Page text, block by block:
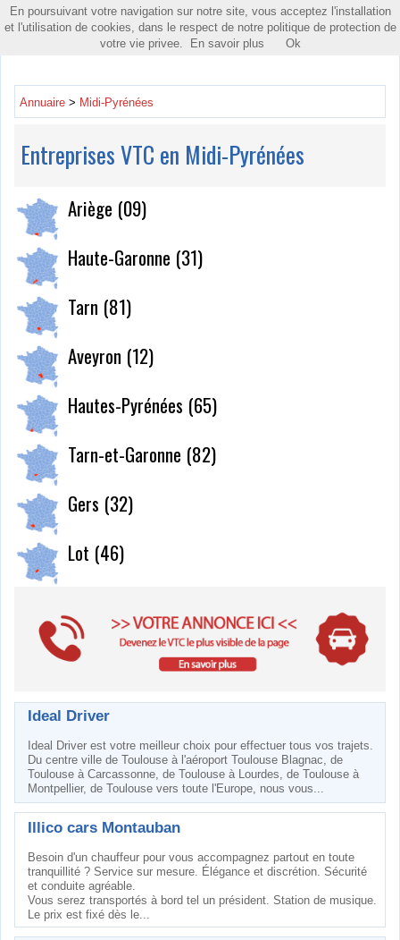
Toggle
Annuaire > Midi-Pyrénées
Entreprises VTC en Midi-Pyrénées
Ariège (09)
Haute-Garonne (31)
Tarn (81)
Aveyron (12)
Hautes-Pyrénées (65)
Tarn-et-Garonne (82)
Gers (32)
Lot (46)
Ideal Driver
Ideal Driver est votre meilleur choix pour effectuer tous vos trajets.
Du centre ville de Toulouse à l'aéroport Toulouse Blagnac, de
Toulouse à Carcassonne, de Toulouse à Lourdes, de Toulouse à
Montpellier, de Toulouse vers toute l'Europe, nous vous...
Illico cars Montauban
Besoin d'un chauffeur pour vous accompagnez partout en toute
tranquillité ? Service sur mesure. Élégance et discrétion. Sécurité
et conduite agréable.
Vous serez transportés à bord tel un président. Station de musique.
Le prix est fixé dès le...
En poursuivant votre navigation sur notre site, vous acceptez l'installation
et l'utilisation de cookies, dans le respect de notre politique de protection de
votre vie privee.
En savoir plus Ok